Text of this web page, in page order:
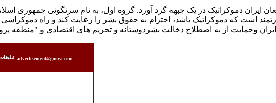
ایران دموکراتیک در یک جبهه گرد آورد. گروه اول، به نام سرنگونی جمهوری
است که دموکراتیک باشد، احترام به حقوق بشر را رعایت کند و راه
وحمایت از به اصطلاح دخالت بشردوستانه و تحریم های اقتصادی و "منطقه
advertisement@gooya.com